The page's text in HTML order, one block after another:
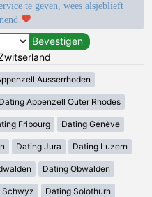
te geven, wees alsjeblieft
Ausserrhoden
Dating Appenzell Outer Rhodes
Fribourg Dating Genève
Dating Jura Dating Luzern
Dating Obwalden
Schwyz Dating Solothurn